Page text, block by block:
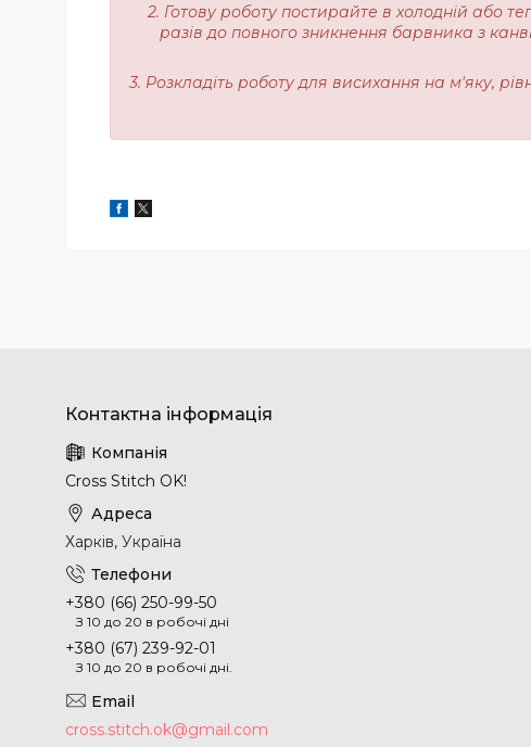
2. Готову роботу постирайте в холодній або
разів до повного зникнення барвника з
3. Розкладіть роботу для висихання на м'яку,
Cross Stitch OK!
Харків, Україна
+380 (66) 250-99-50
З 10 до 20 в робочі дні
+380 (67) 239-92-01
З 10 до 20 в робочі дні.
cross.stitch.ok@gmail.com